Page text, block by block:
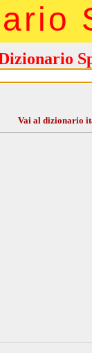
Vai al dizionario